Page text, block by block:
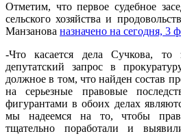
Отметим, что первое судебное
сельского хозяйства и
Манзанова назначено на сегодня, 3
-Что касается дела Сучкова, то
депутатский запрос в
должное в том, что найден состав
на серьезные правовые
фигурантами в обоих делах
мы надеемся на то, чтобы
тщательно поработали и